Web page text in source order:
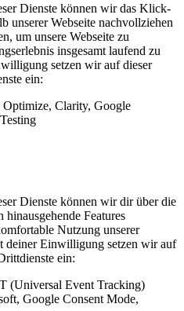
Dienste können wir das Klick-
unserer Webseite nachvollziehen
um unsere Webseite zu
insgesamt laufend zu
setzen wir auf dieser
ein:
Clarity, Google
Dienste können wir dir über die
Features
Nutzung unserer
deiner Einwilligung setzen wir auf
ein:
(Universal Event Tracking)
Google Consent Mode,